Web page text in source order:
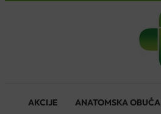
AKCIJE ANATOMSKA OBUĆA